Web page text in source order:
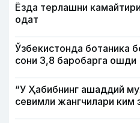
Ёзда терлашни
одат
Ўзбекистонда ботаника
сони 3,8 баробарга ошди
“У Ҳабибнинг ашаддий
севимли жангчилари ким